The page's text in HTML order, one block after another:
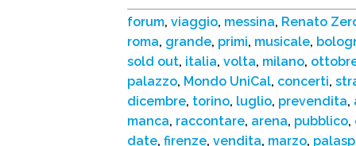
forum, viaggio, messina, Renato
roma, grande, primi, musicale,
sold out, italia, volta, milano,
palazzo, Mondo UniCal, concerti,
dicembre, torino, luglio, prevendita,
manca, raccontare, arena, pubblico,
date, firenze, vendita, marzo,